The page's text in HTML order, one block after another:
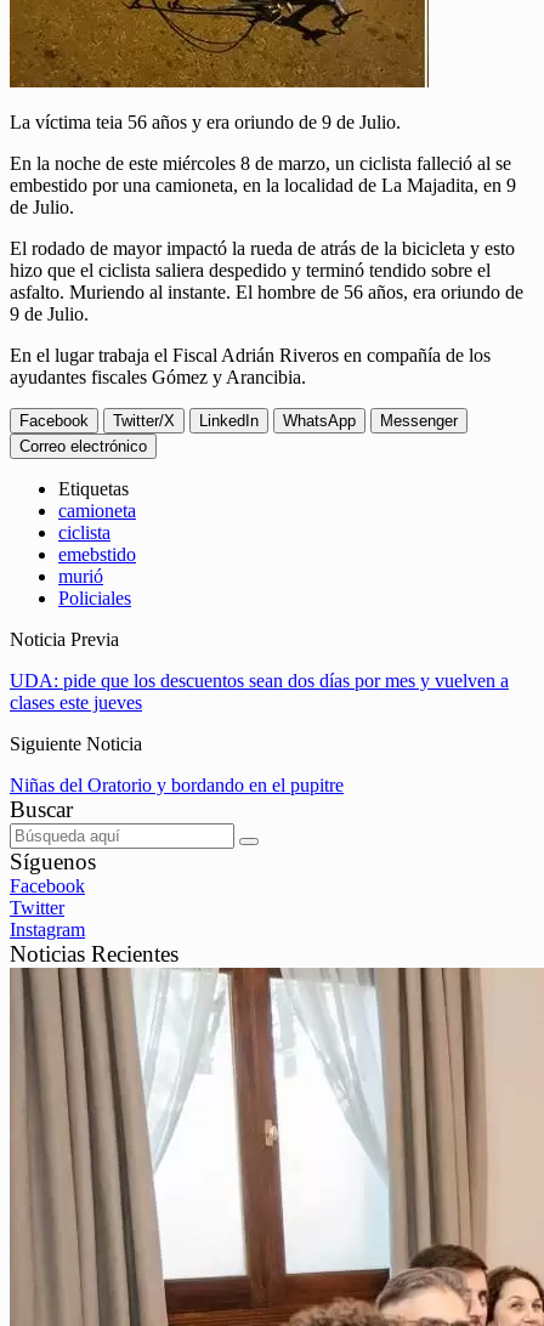
La víctima teia 56 años y era oriundo de 9 de Julio.
En la noche de este miércoles 8 de marzo, un ciclista falleció al se
embestido por una camioneta, en la localidad de La Majadita, en 9
de Julio.
El rodado de mayor impactó la rueda de atrás de la bicicleta y esto
hizo que el ciclista saliera despedido y terminó tendido sobre el
asfalto. Muriendo al instante. El hombre de 56 años, era oriundo de
9 de Julio.
En el lugar trabaja el Fiscal Adrián Riveros en compañía de los
ayudantes fiscales Gómez y Arancibia.
Facebook Twitter/X LinkedIn WhatsApp
Messenger
Correo electrónico
Etiquetas
camioneta
ciclista
emebstido
murió
Policiales
Noticia Previa
UDA: pide que los descuentos sean dos días por mes y vuelven a
clases este jueves
Siguiente Noticia
Niñas del Oratorio y bordando en el pupitre
Buscar
Síguenos
Facebook
Twitter
Instagram
Noticias Recientes